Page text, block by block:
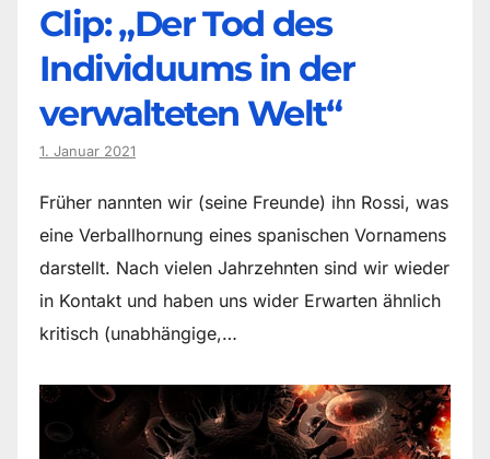
Clip: „Der Tod des
Individuums in der
verwalteten Welt“
1. Januar 2021
Früher nannten wir (seine Freunde) ihn Rossi, was
eine Verballhornung eines spanischen Vornamens
darstellt. Nach vielen Jahrzehnten sind wir wieder
in Kontakt und haben uns wider Erwarten ähnlich
kritisch (unabhängige,…